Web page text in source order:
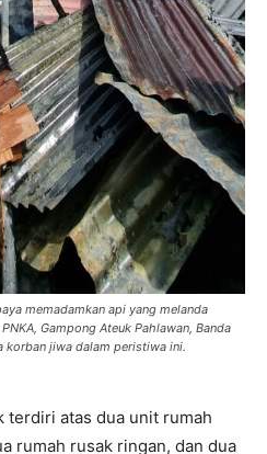
memadamkan api yang melanda
Gampong Ateuk Pahlawan, Banda
korban jiwa dalam peristiwa ini.
terdiri atas dua unit rumah
rumah rusak ringan, dan dua